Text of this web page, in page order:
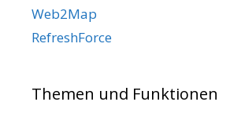
Web2Map
RefreshForce
Themen und Funktionen